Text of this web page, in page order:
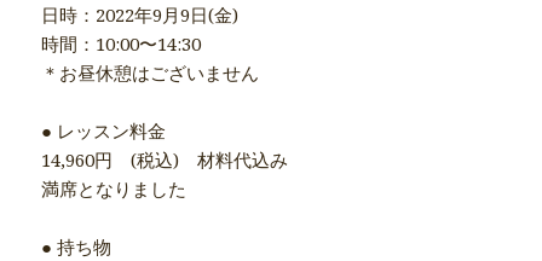
日時：2022年9月9日(金)
時間：10:00〜14:30
＊お昼休憩はございません
● レッスン料金
14,960円 (税込) 材料代込み
満席となりました
● 持ち物